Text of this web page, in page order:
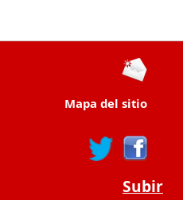
Mapa del sitio
Subir